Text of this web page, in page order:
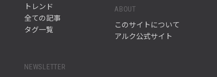
トレンド
全ての記事
タグ一覧
ABOUT
このサイトについて
アルク公式サイト
NEWSLETTER